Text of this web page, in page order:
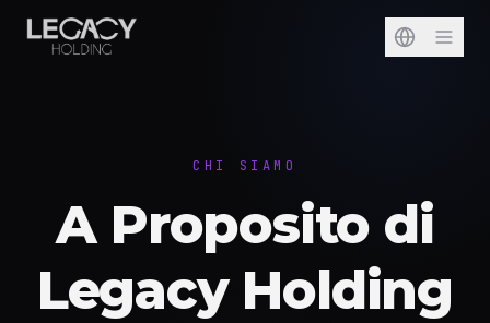
CHI SIAMO
A Proposito di
Legacy Holding